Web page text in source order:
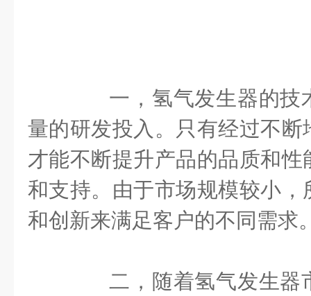
一，氢气发生器的技
量的研发投入。只有经过不
才能不断提升产品的品质和
和支持。由于市场规模较小
和创新来满足客户的不同需求
二，随着氢气发生器